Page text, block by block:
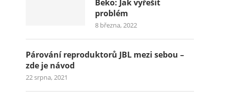
Beko: Jak vyřešit
problém
8 března, 2022
Párování reproduktorů JBL mezi sebou –
zde je návod
22 srpna, 2021